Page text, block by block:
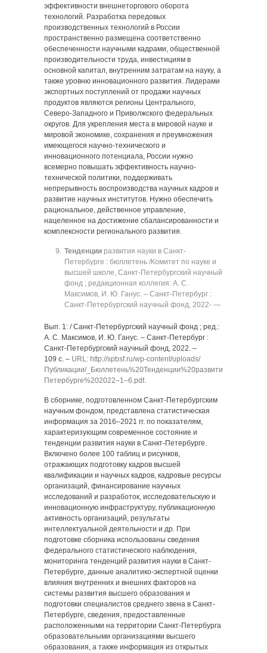
эффективности внешнеторгового оборота
технологий. Разработка передовых
производственных технологий в России
пространственно размещена соответственно
обеспеченности научными кадрами, общественной
производительности труда, инвестициям в
основной капитал, внутренним затратам на науку, а
также уровню инновационного развития. Лидерами
экспортных поступлений от продажи научных
продуктов являются регионы Центрального,
Северо-Западного и Приволжского федеральных
округов. Для укрепления места в мировой науке и
мировой экономике, сохранения и преумножения
имеющегося научно-технического и
инновационного потенциала, России нужно
всемерно повышать эффективность научно-
технической политики, поддерживать
непрерывность воспроизводства научных кадров и
развитие научных институтов. Нужно обеспечить
рациональное, действенное управление,
нацеленное на достижение сбалансированности и
комплексности регионального развития.
Тенденции развития науки в Санкт-
Петербурге : бюллетень /Комитет по науке и
высшей школе, Санкт-Петербургский научный
фонд ; редакционная коллегия: А. С.
Максимов, И. Ю. Ганус. ‒ Санкт-Петербург :
Санкт-Петербургский научный фонд, 2022- —
Вып. 1: / Санкт-Петербургский научный фонд ; ред.:
А. С. Максимов, И. Ю. Ганус. ‒ Санкт-Петербург :
Санкт-Петербургский научный фонд, 2022. ‒
109 с. ‒ URL: http://spbsf.ru/wp-content/uploads/
Публикации/
Петербурге%202022‒1‒6.pdf.
В сборнике, подготовленном Санкт-Петербургским
научным фондом, представлена статистическая
информация за 2016‒2021 гг. по показателям,
характеризующим современное состояние и
тенденции развития науки в Санкт-Петербурге.
Включено более 100 таблиц и рисунков,
отражающих подготовку кадров высшей
квалификации и научных кадров, кадровые ресурсы
организаций, финансирование научных
исследований и разработок, исследовательскую и
инновационную инфраструктуру, публикационную
активность организаций, результаты
интеллектуальной деятельности и др. При
подготовке сборника использованы сведения
федерального статистического наблюдения,
мониторинга тенденций развития науки в Санкт-
Петербурге, данные аналитико-экспертной оценки
влияния внутренних и внешних факторов на
системы развития высшего образования и
подготовки специалистов среднего звена в Санкт-
Петербурге, сведения, предоставленные
расположенными на территории Санкт-Петербурга
образовательными организациями высшего
образования, а также информация из открытых